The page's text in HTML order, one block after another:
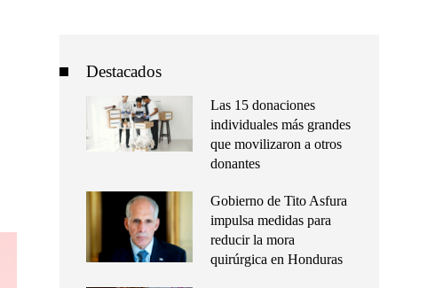
Destacados
Las 15 donaciones
individuales más grandes
que movilizaron a otros
donantes
Gobierno de Tito Asfura
impulsa medidas para
reducir la mora
quirúrgica en Honduras